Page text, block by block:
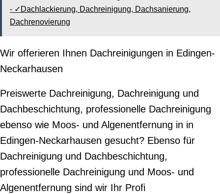
- ✓Dachlackierung, Dachreinigung, Dachsanierung,
Dachrenovierung
Wir offerieren Ihnen Dachreinigungen in Edingen-
Neckarhausen
Preiswerte Dachreinigung, Dachreinigung und
Dachbeschichtung, professionelle Dachreinigung
ebenso wie Moos- und Algenentfernung in in
Edingen-Neckarhausen gesucht? Ebenso für
Dachreinigung und Dachbeschichtung,
professionelle Dachreinigung und Moos- und
Algenentfernung sind wir Ihr Profi